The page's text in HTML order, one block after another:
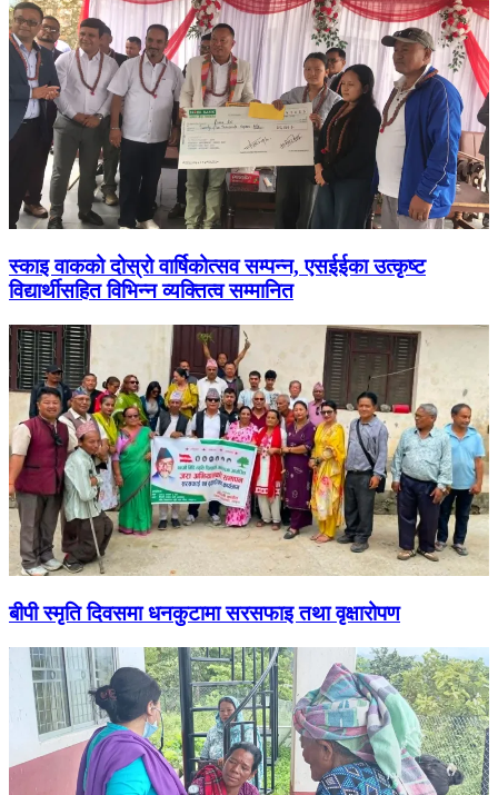
स्काइ वाकको दोस्रो वार्षिकोत्सव सम्पन्न, एसईईका उत्कृष्ट
विद्यार्थीसहित विभिन्न व्यक्तित्व सम्मानित
बीपी स्मृति दिवसमा धनकुटामा सरसफाइ तथा वृक्षारोपण